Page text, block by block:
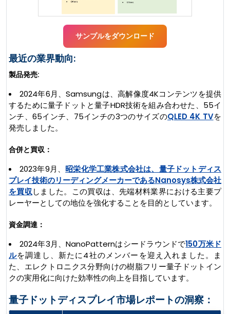
サンプルをダウンロード
最近の業界動向:
製品発売:
2024年6月、Samsungは、高解像度4Kコンテンツを提供
するために量子ドットと量子HDR技術を組み合わせた、55イ
ンチ、65インチ、75インチの3つのサイズのQLED 4K TVを
発売しました。
合併と買収：
2023年9月、 昭栄化学工業株式会社は、量子ドットディス
プレイ技術のリーディングメーカーであるNanosys株式会社
を買収しました。この買収は、先端材料業界における主要プ
レーヤーとしての地位を強化することを目的としています。
資金調達：
2024年3月、NanoPatternはシードラウンドで150万米ド
ルを調達し、新たに4社のメンバーを迎え入れました。ま
た、エレクトロニクス分野向けの樹脂フリー量子ドットイン
クの実用化に向けた効率性の向上を目指しています。
量子ドットディスプレイ市場レポートの洞察：